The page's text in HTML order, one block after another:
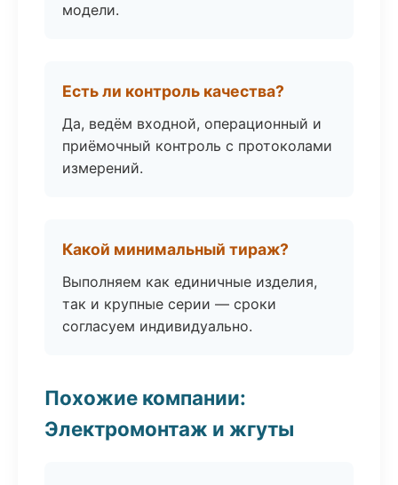
модели.
Есть ли контроль качества?
Да, ведём входной, операционный и
приёмочный контроль с протоколами
измерений.
Какой минимальный тираж?
Выполняем как единичные изделия,
так и крупные серии — сроки
согласуем индивидуально.
Похожие компании:
Электромонтаж и жгуты